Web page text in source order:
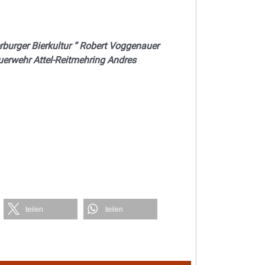
Bierkultur “ Robert Voggenauer
Attel-Reitmehring Andres
teilen teilen